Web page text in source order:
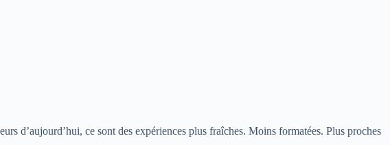
d’aujourd’hui, ce sont des expériences plus fraîches. Moins formatées. Plus proches